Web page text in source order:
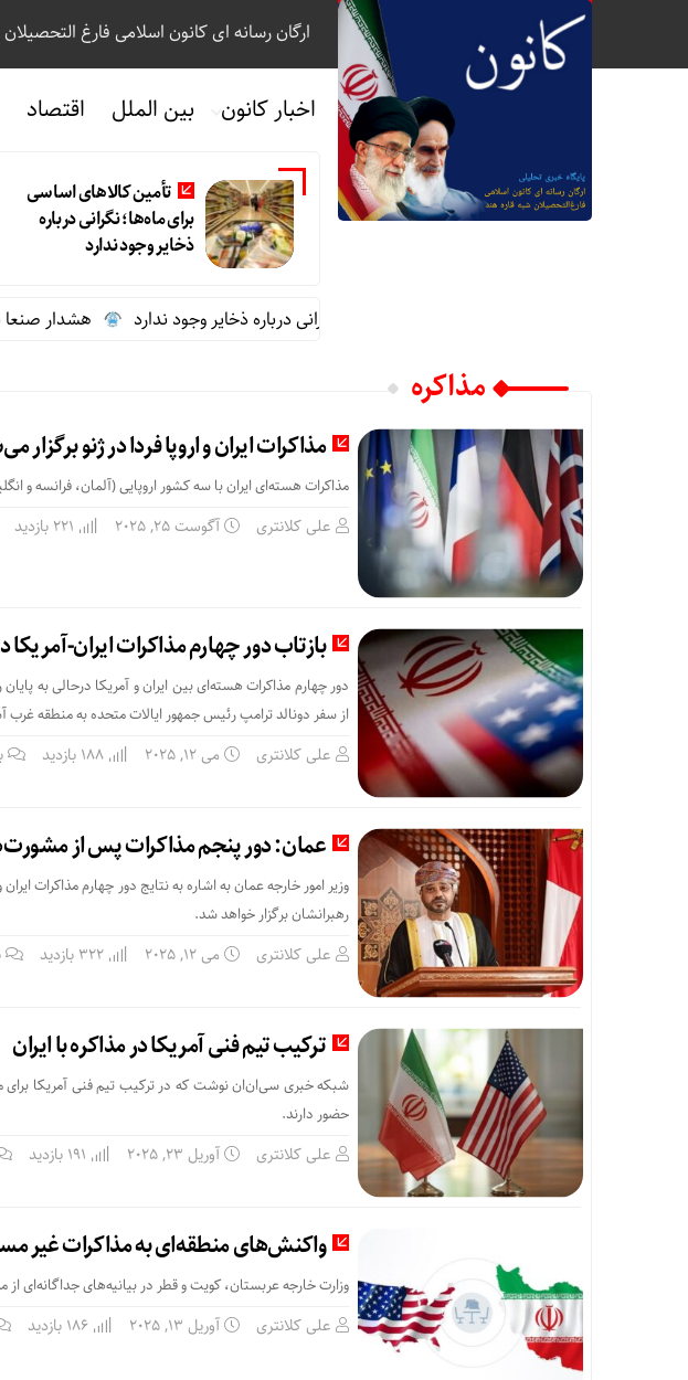
ارگان رسانه ای کانون اسلامی فارغ
اخبار کانون بین الملل اقتصاد
تأمین کالاهای اساسی
برای ماه‌ها؛ نگرانی درباره
ذخایر وجود ندارد
تأمین کالاهای اساسی برای ماه‌ها؛ نگرانی درباره ذخایر وجود ندارد هشدار صنعا به
مذاکره
مذاکرات ایران و اروپا فردا در ژنو برگزار
مذاکرات هسته‌ای ایران با سه کشور اروپایی (آلمان، فرانسه و‌
علی کلانتری آگوست 25, 2025
بازتاب دور چهارم مذاکرات ایران-آمریکا
دور چهارم مذاکرات هسته‌ای بین ایران و آمریکا درحالی به
از سفر دونالد ترامپ رئیس جمهور ایالات متحده به منطقه غرب
علی کلانتری می 12, 2025
عمان: دور پنجم مذاکرات پس از
وزیر امور خارجه عمان به اشاره به نتایج دور چهارم مذاکرات
رهبرانشان برگزار خواهد شد.
علی کلانتری می 12, 2025
ترکیب تیم فنی آمریکا در مذاکره با ایران
شبکه خبری سی‌ان‌ان نوشت که در ترکیب تیم فنی آمریکا برای
حضور دارند.
علی کلانتری آوریل 23, 2025
واکنش‌های منطقه‌ای به مذاکرات غیر
وزارت خارجه عربستان، کویت و قطر در بیانیه‌های جداگانه‌ای از
علی کلانتری آوریل 13, 2025